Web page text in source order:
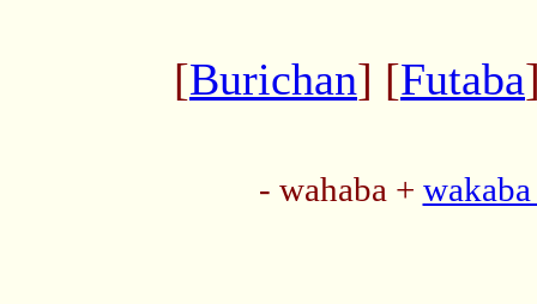
[Burichan] [Futaba
- wahaba +